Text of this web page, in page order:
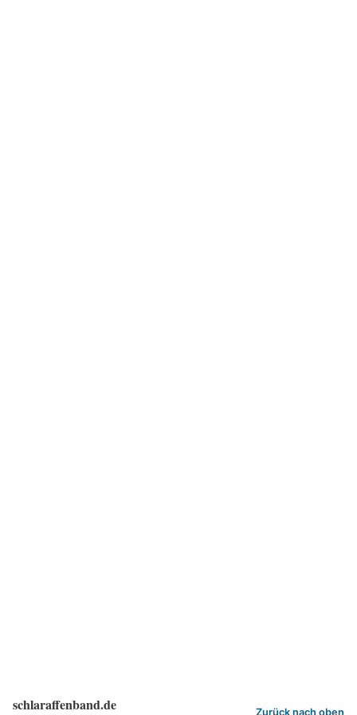
schlaraffenband.de Zurück nach oben